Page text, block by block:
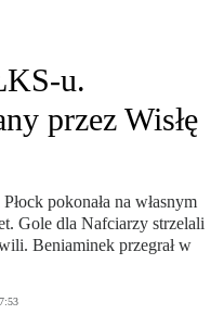
u.
przez Wisłę
pokonała na własnym
Gole dla Nafciarzy strzelali
Beniaminek przegrał w